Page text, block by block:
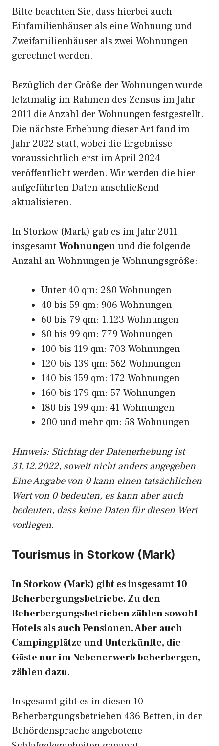
Bitte beachten Sie, dass hierbei auch
Einfamilienhäuser als eine Wohnung und
Zweifamilienhäuser als zwei Wohnungen
gerechnet werden.
Bezüglich der Größe der Wohnungen wurde
letztmalig im Rahmen des Zensus im Jahr
2011 die Anzahl der Wohnungen festgestellt.
Die nächste Erhebung dieser Art fand im
Jahr 2022 statt, wobei die Ergebnisse
voraussichtlich erst im April 2024
veröffentlicht werden. Wir werden die hier
aufgeführten Daten anschließend
aktualisieren.
In Storkow (Mark) gab es im Jahr 2011
insgesamt Wohnungenund die folgende
Anzahl an Wohnungen je Wohnungsgröße:
Unter 40 qm: 280 Wohnungen
40 bis 59 qm: 906 Wohnungen
60 bis 79 qm: 1.123 Wohnungen
80 bis 99 qm: 779 Wohnungen
100 bis 119 qm: 703 Wohnungen
120 bis 139 qm: 562 Wohnungen
140 bis 159 qm: 172 Wohnungen
160 bis 179 qm: 57 Wohnungen
180 bis 199 qm: 41 Wohnungen
200 und mehr qm: 58 Wohnungen
Hinweis: Stichtag der Datenerhebung ist
31.12.2022, soweit nicht anders angegeben.
Eine Angabe von 0 kann einen tatsächlichen
Wert von 0 bedeuten, es kann aber auch
bedeuten, dass keine Daten für diesen Wert
vorliegen.
Tourismus in Storkow (Mark)
In Storkow (Mark) gibt es insgesamt 10
Beherbergungsbetriebe. Zu den
Beherbergungsbetrieben zählen sowohl
Hotels als auch Pensionen. Aber auch
Campingplätze und Unterkünfte, die
Gäste nur im Nebenerwerb beherbergen,
zählen dazu.
Insgesamt gibt es in diesen 10
Beherbergungsbetrieben 436 Betten, in der
Behördensprache angebotene